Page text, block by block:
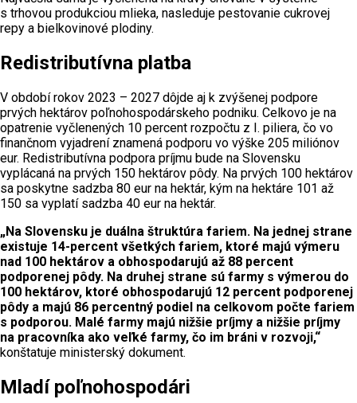
s trhovou produkciou mlieka, nasleduje pestovanie cukrovej
repy a bielkovinové plodiny.
Redistributívna platba
V období rokov 2023 – 2027 dôjde aj k zvýšenej podpore
prvých hektárov poľnohospodárskeho podniku. Celkovo je na
opatrenie vyčlenených 10 percent rozpočtu z I. piliera, čo vo
finančnom vyjadrení znamená podporu vo výške 205 miliónov
eur. Redistributívna podpora príjmu bude na Slovensku
vyplácaná na prvých 150 hektárov pôdy. Na prvých 100 hektárov
sa poskytne sadzba 80 eur na hektár, kým na hektáre 101 až
150 sa vyplatí sadzba 40 eur na hektár.
„Na Slovensku je duálna štruktúra fariem. Na jednej strane
existuje 14-percent všetkých fariem, ktoré majú výmeru
nad 100 hektárov a obhospodarujú až 88 percent
podporenej pôdy. Na druhej strane sú farmy s výmerou do
100 hektárov, ktoré obhospodarujú 12 percent podporenej
pôdy a majú 86 percentný podiel na celkovom počte fariem
s podporou. Malé farmy majú nižšie príjmy a nižšie príjmy
na pracovníka ako veľké farmy, čo im bráni v rozvoji,“
konštatuje ministerský dokument.
Mladí poľnohospodári